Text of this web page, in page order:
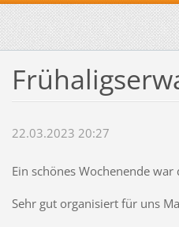
22.03.2023 20:27
Ein schönes Wochenende
Sehr gut organisiert für uns